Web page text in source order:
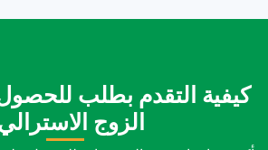
كيفية التقدم بطلب
الزوج